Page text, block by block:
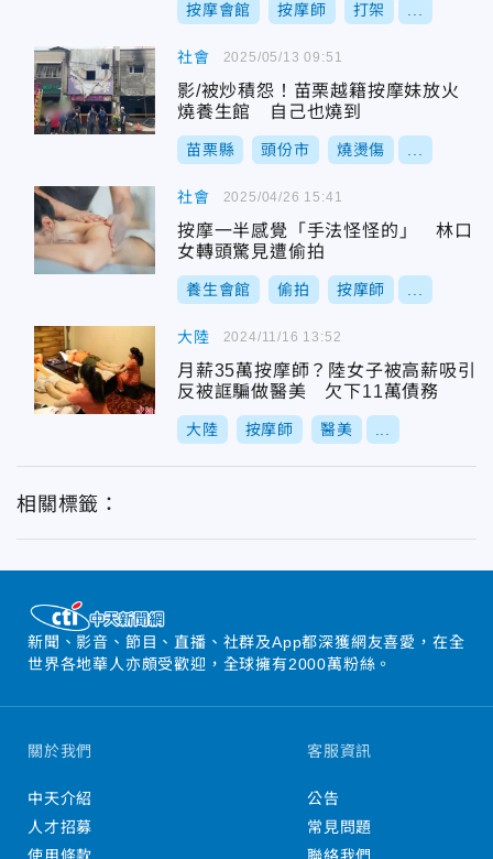
按摩會館 按摩師 打架
社會
影/被炒積怨！苗栗越籍按摩妹放火
燒養生館 自己也燒到
苗栗縣 頭份市 燒燙傷
2025/05/13 09:51
社會
按摩一半感覺「手法怪怪的」 林口
女轉頭驚見遭偷拍
養生會館 偷拍 按摩師
2025/04/26 15:41
大陸
月薪35萬按摩師？陸女子被高薪吸引
反被誆騙做醫美 欠下11萬債務
大陸 按摩師 醫美
2024/11/16 13:52
相關標籤：
新聞、影音、節目、直播、社群及App都深獲網友喜愛，在全
世界各地華人亦頗受歡迎，全球擁有2000萬粉絲。
關於我們
中天介紹
人才招募
客服資訊
公告
常見問題